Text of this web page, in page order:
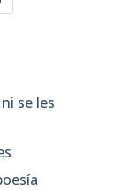
se les